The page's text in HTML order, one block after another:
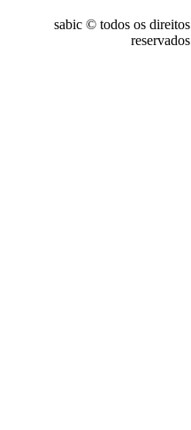
sabic © todos os direitos
reservados